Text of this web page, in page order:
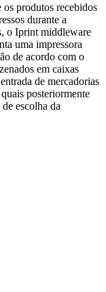
os produtos recebidos
durante a
o Iprint middleware
uma impressora
de acordo com o
em caixas
de mercadorias
posteriormente
escolha da